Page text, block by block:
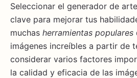
Seleccionar el generador de
clave para mejorar tus
muchas herramientas populares
imágenes increíbles a partir de
considerar varios factores
la calidad y eficacia de las